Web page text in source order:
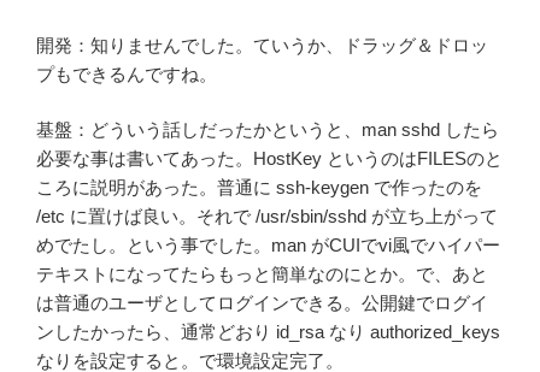
開発：知りませんでした。ていうか、ドラッグ＆ドロッ
プもできるんですね。
基盤：どういう話しだったかというと、man sshd したら
必要な事は書いてあった。HostKey というのはFILESのと
ころに説明があった。普通に ssh-keygen で作ったのを
/etc に置けば良い。それで /usr/sbin/sshd が立ち上がって
めでたし。という事でした。man がCUIでvi風でハイパー
テキストになってたらもっと簡単なのにとか。で、あと
は普通のユーザとしてログインできる。公開鍵でログイ
ンしたかったら、通常どおり id_rsa なり authorized_keys
なりを設定すると。で環境設定完了。